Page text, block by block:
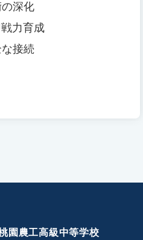
深化
力育成
接続
園農工高級中等学校